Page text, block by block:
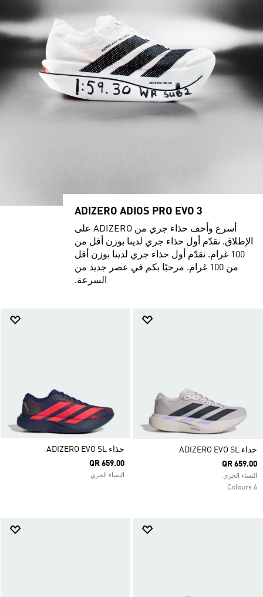
ADIZERO ADIOS PRO EVO 3
أسرع وأخف حذاء جري من ADIZERO على
الإطلاق. نقدّم أول حذاء جري لدينا بوزن أقل من
100 غرام. نقدّم أول حذاء جري لدينا بوزن أقل
من 100 غرام. مرحبًا بكم في عصر جديد من
السرعة.
حذاء ADIZERO EVO SL
QR 659.00
النساء الجري
6 Colours
حذاء ADIZERO EVO SL
QR 659.00
النساء الجري